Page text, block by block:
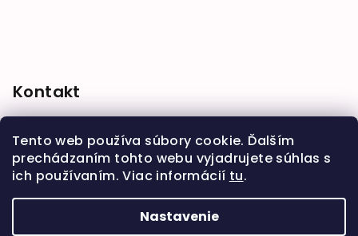
Tento web používa súbory cookie. Ďalším
prechádzaním tohto webu vyjadrujete súhlas s
ich používaním. Viac informácií tu.
Nastavenie
Kontakt
shop @babymarket.sk
+421 914 334 455